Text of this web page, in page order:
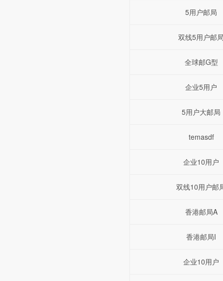
5用户邮局
双线5用户邮
全球邮G型
企业5用户
5用户大邮局
temasdf
企业10用户
双线10用户邮
香港邮局A
香港邮局I
企业10用户